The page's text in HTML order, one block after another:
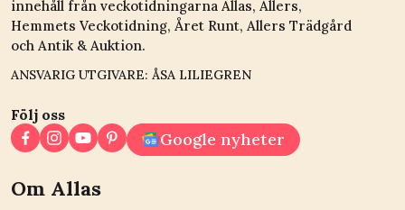
innehåll från veckotidningarna Allas, Allers,
Hemmets Veckotidning, Året Runt, Allers Trädgård
och Antik & Auktion.
ANSVARIG UTGIVARE: ÅSA LILIEGREN
Följ oss
Google nyheter
Om Allas